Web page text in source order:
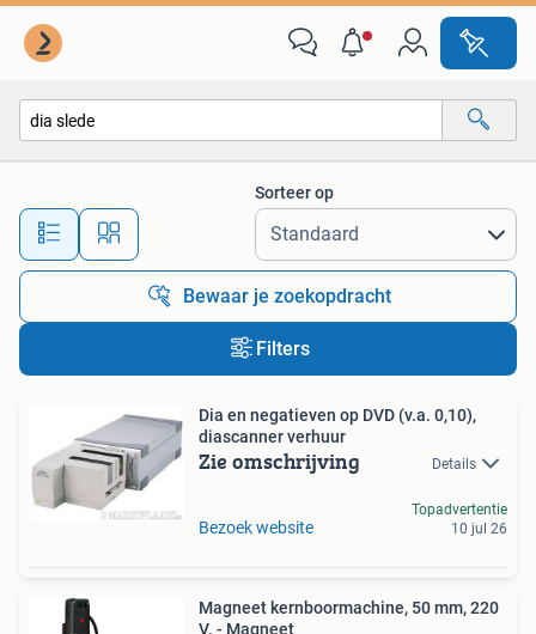
Alle afstanden…
Sorteer op
Bewaar je zoekopdracht
Filters
Dia en negatieven op DVD (v.a. 0,10),
diascanner verhuur
Zie omschrijving Details
Bezoek website
Topadvertentie
10 jul 26
Magneet kernboormachine, 50 mm, 220
V. - Magneet